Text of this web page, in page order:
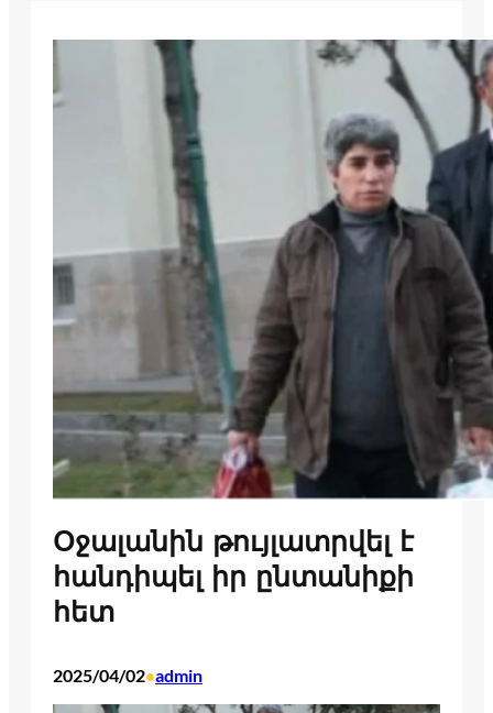
Օջալանին թույլատրվել է
հանդիպել իր ընտանիքի
հետ
2025/04/02•admin